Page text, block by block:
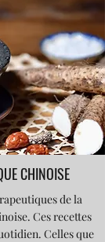
CHINOISE
de la
Ces recettes
Celles que